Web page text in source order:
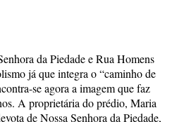
da Piedade e Rua Homens
já que integra o “caminho de
se agora a imagem que faz
A proprietária do prédio, Maria
de Nossa Senhora da Piedade,